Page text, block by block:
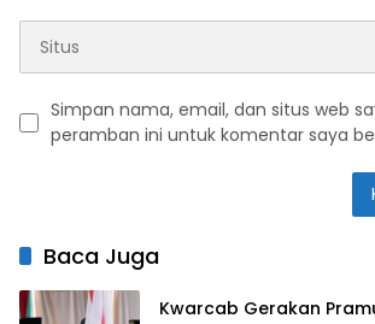
Simpan nama, email, dan situs web
peramban ini untuk komentar saya
Baca Juga
Kwarcab Gerakan